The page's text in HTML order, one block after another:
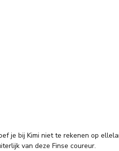
je bij Kimi niet te rekenen op
van deze Finse coureur.